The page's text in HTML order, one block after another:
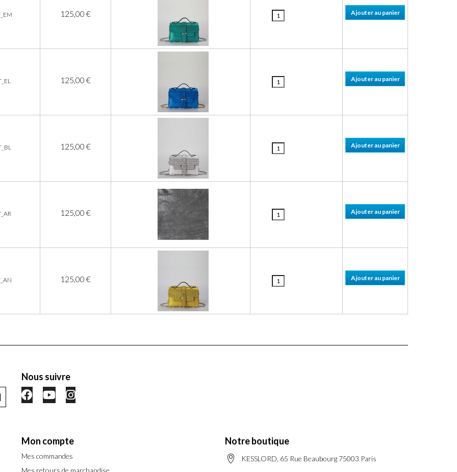
125,00 €
125,00 €
125,00 €
125,00 €
125,00 €
Nous suivre
Mon compte
Mes commandes
Notre boutique
KESSLORD, 65 Rue Beaubourg 75003 Paris